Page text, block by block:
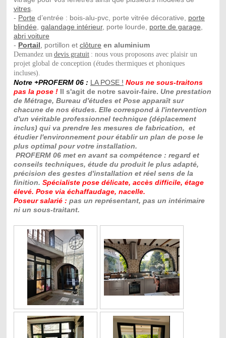
vitres.
- Porte d’entrée : bois-alu-pvc, porte vitrée décorative, porte
blindée galandage intérieur, porte lourde, porte de garage
abri voiture
- Portail portillon et clôture en aluminium
Demandez un devis gratuit : nous vous proposons avec plaisir un
projet global de conception (études thermiques et phoniques
incluses).
Notre +PROFERM 06 : LA POSE ! Nous ne sous-traitons
pas la pose ! Il s'agit de notre savoir-faire. Une prestation
de Métrage, Bureau d'études et Pose apparaît sur
chacune de nos études. Elle correspond à l'intervention
d'un véritable professionnel technique (déplacement
inclus) qui va prendre les mesures de fabrication, et
étudier l'environnement pour établir un plan de pose le
plus optimal pour votre installation.
PROFERM 06 met en avant sa compétence : regard et
conseils techniques, étude du produit le plus adapté,
précision des gestes d'installation et réel sens de la
finition. Spécialiste pose délicate, accès difficile, étage
élevé. Pose via échaffaudage, nacelle.
Poseur salarié : pas un représentant, pas un intérimaire
ni un sous-traitant.